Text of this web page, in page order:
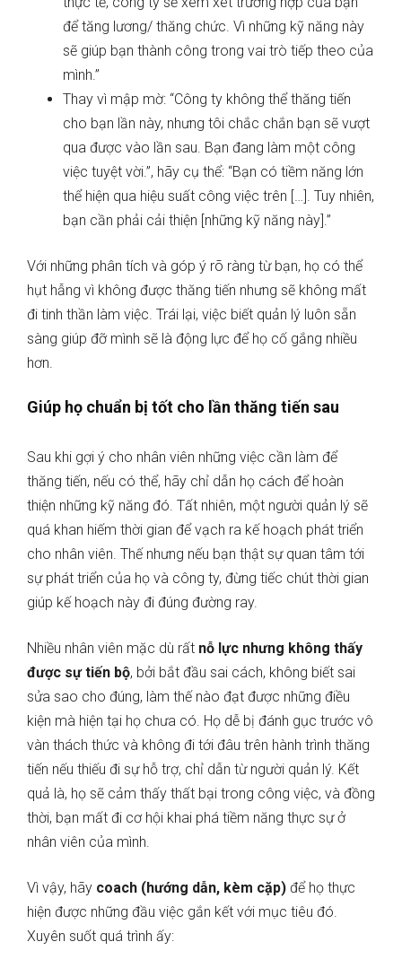
để tăng lương/ thăng chức. Vì những kỹ năng này
sẽ giúp bạn thành công trong vai trò tiếp theo của
mình.”
Thay vì mập mờ: “Công ty không thể thăng tiến
cho bạn lần này, nhưng tôi chắc chắn bạn sẽ vượt
qua được vào lần sau. Bạn đang làm một công
việc tuyệt vời.”, hãy cụ thể: “Bạn có tiềm năng lớn
thể hiện qua hiệu suất công việc trên […]. Tuy nhiên,
bạn cần phải cải thiện [những kỹ năng này].”
Với những phân tích và góp ý rõ ràng từ bạn, họ có thể
hụt hẫng vì không được thăng tiến nhưng sẽ không mất
đi tinh thần làm việc. Trái lại, việc biết quản lý luôn sẵn
sàng giúp đỡ mình sẽ là động lực để họ cố gắng nhiều
hơn.
Giúp họ chuẩn bị tốt cho lần thăng tiến sau
Sau khi gợi ý cho nhân viên những việc cần làm để
thăng tiến, nếu có thể, hãy chỉ dẫn họ cách để hoàn
thiện những kỹ năng đó. Tất nhiên, một người quản lý sẽ
quá khan hiếm thời gian để vạch ra kế hoạch phát triển
cho nhân viên. Thế nhưng nếu bạn thật sự quan tâm tới
sự phát triển của họ và công ty, đừng tiếc chút thời gian
giúp kế hoạch này đi đúng đường ray.
Nhiều nhân viên mặc dù rất nỗ lực nhưng không thấy
được sự tiến bộ, bởi bắt đầu sai cách, không biết sai
sửa sao cho đúng, làm thế nào đạt được những điều
kiện mà hiện tại họ chưa có. Họ dễ bị đánh gục trước vô
vàn thách thức và không đi tới đâu trên hành trình thăng
tiến nếu thiếu đi sự hỗ trợ, chỉ dẫn từ người quản lý. Kết
quả là, họ sẽ cảm thấy thất bại trong công việc, và đồng
thời, bạn mất đi cơ hội khai phá tiềm năng thực sự ở
nhân viên của mình.
Vì vậy, hãy coach (hướng dẫn, kèm cặp) để họ thực
hiện được những đầu việc gắn kết với mục tiêu đó.
Xuyên suốt quá trình ấy: